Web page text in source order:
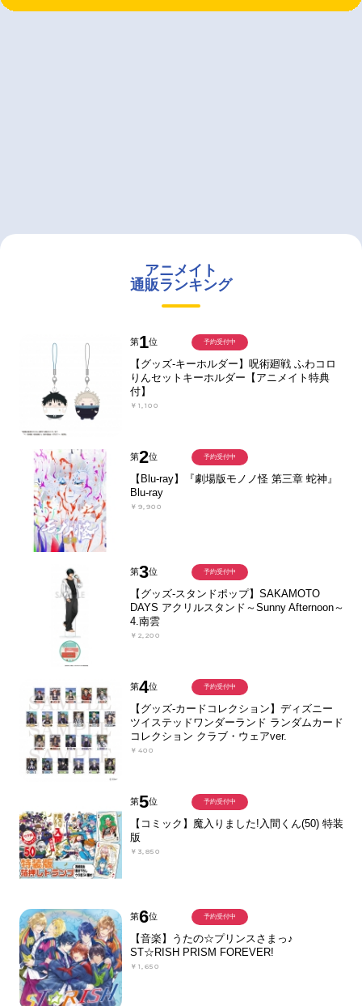
アニメイト
通販ランキング
第1位
【グッズ-キーホルダー】呪術廻戦 ふわコロ
りんセットキーホルダー【アニメイト特典
付】
￥1,100
予約受付中
第2位
【Blu-ray】『劇場版モノノ怪 第三章 蛇神』
Blu-ray
￥9,900
予約受付中
第3位
【グッズ-スタンドポップ】SAKAMOTO
DAYS アクリルスタンド～Sunny Afternoon～
4.南雲
￥2,200
予約受付中
第4位
【グッズ-カードコレクション】ディズニー
ツイステッドワンダーランド ランダムカード
コレクション クラブ・ウェアver.
￥400
予約受付中
第5位
【コミック】魔入りました!入間くん(50) 特装
版
￥3,850
予約受付中
第6位
【音楽】うたの☆プリンスさまっ♪
ST☆RISH PRISM FOREVER!
￥1,650
予約受付中